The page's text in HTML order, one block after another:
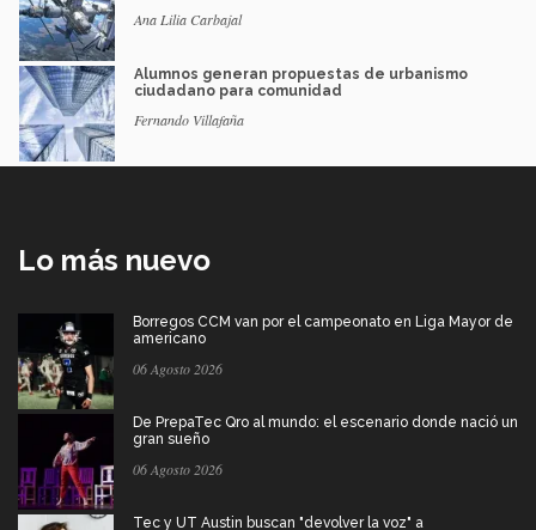
Ana Lilia Carbajal
Alumnos generan propuestas de urbanismo
ciudadano para comunidad
Fernando Villafaña
Lo más nuevo
Borregos CCM van por el campeonato en Liga Mayor de
americano
06 Agosto 2026
De PrepaTec Qro al mundo: el escenario donde nació un
gran sueño
06 Agosto 2026
Tec y UT Austin buscan "devolver la voz" a